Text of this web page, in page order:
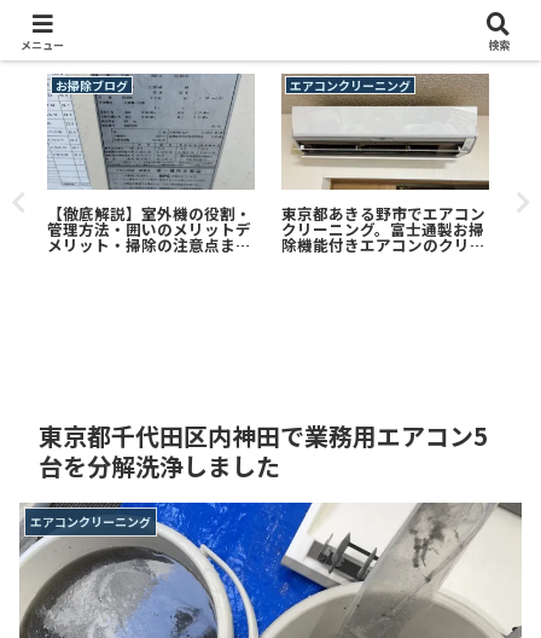
お掃除ブログ
【徹底解説】室外機の役割・
管理方法・囲いのメリットデ
メリット・掃除の注意点まで
｜エアコンクリーニングは株
エアコンクリーニング
東京都あきる野市でエアコン
クリーニング。富士通製お掃
除機能付きエアコンのクリー
ニング。水漏れ不具合も解決
【
東京都千代田区内神田で業務用エアコン5
台を分解洗浄しました
エアコンクリーニング
メニュー 検索